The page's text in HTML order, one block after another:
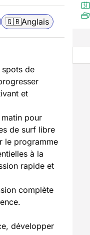
🇬🇧Anglais
spots de
et
pour
de surf libre
le programme
à la
rapide et
complète
développer